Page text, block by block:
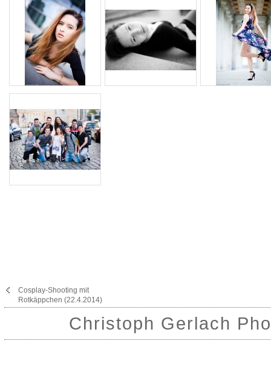
Cosplay-Shooting mit
Rotkäppchen (22.4.2014)
Christoph Gerlach